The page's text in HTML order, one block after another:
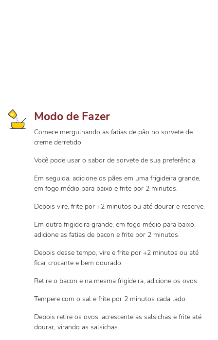
Modo de Fazer
Comece mergulhando as fatias de pão no sorvete de
creme derretido.
Você pode usar o sabor de sorvete de sua preferência.
Em seguida, adicione os pães em uma frigideira grande,
em fogo médio para baixo e frite por 2 minutos.
Depois vire, frite por +2 minutos ou até dourar e reserve.
Em outra frigideira grande, em fogo médio para baixo,
adicione as fatias de bacon e frite por 2 minutos.
Depois desse tempo, vire e frite por +2 minutos ou até
ficar crocante e bem dourado.
Retire o bacon e na mesma frigideira, adicione os ovos.
Tempere com o sal e frite por 2 minutos cada lado.
Depois retire os ovos, acrescente as salsichas e frite até
dourar, virando as salsichas.